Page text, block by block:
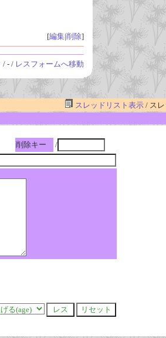
[編集|削除]
/ - / レスフォームへ移動
スレッドリスト表示/ スレ
削除キー
/